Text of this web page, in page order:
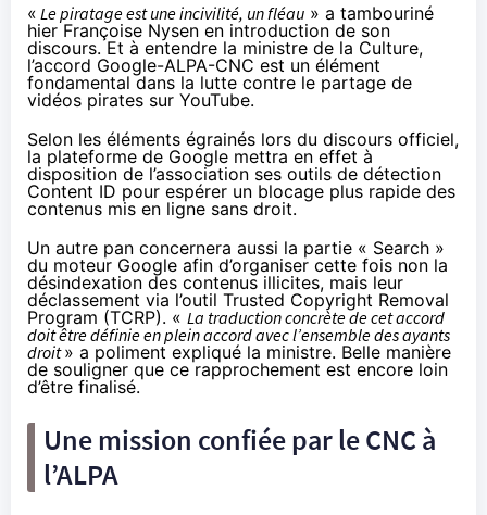
« Le piratage est une incivilité, un fléau » a tambouriné
hier Françoise Nysen en introduction de son
discours. Et à entendre la ministre de la Culture,
l’accord Google-ALPA-CNC est un élément
fondamental dans la lutte contre le partage de
vidéos pirates sur YouTube.
Selon les éléments égrainés lors du discours officiel,
la plateforme de Google mettra en effet à
disposition de l’association ses outils de détection
Content ID pour espérer un blocage plus rapide des
contenus mis en ligne sans droit.
Un autre pan concernera aussi la partie « Search »
du moteur Google afin d’organiser cette fois non la
désindexation des contenus illicites, mais leur
déclassement via l’outil Trusted Copyright Removal
Program (TCRP). « La traduction concrète de cet accord
doit être définie en plein accord avec l’ensemble des ayants
droit» a poliment expliqué la ministre. Belle manière
de souligner que ce rapprochement est encore loin
d’être finalisé.
Une mission confiée par le CNC à
l’ALPA